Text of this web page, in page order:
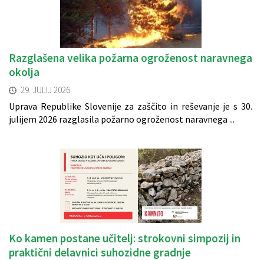
Razglašena velika požarna ogroženost naravnega
okolja
29. JULIJ 2026
Uprava Republike Slovenije za zaščito in reševanje je s 30.
julijem 2026 razglasila požarno ogroženost naravnega ...
Ko kamen postane učitelj: strokovni simpozij in
praktični delavnici suhozidne gradnje